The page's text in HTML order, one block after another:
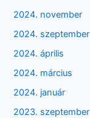
2024. november
2024. szeptember
2024. április
2024. március
2024. január
2023. szeptember